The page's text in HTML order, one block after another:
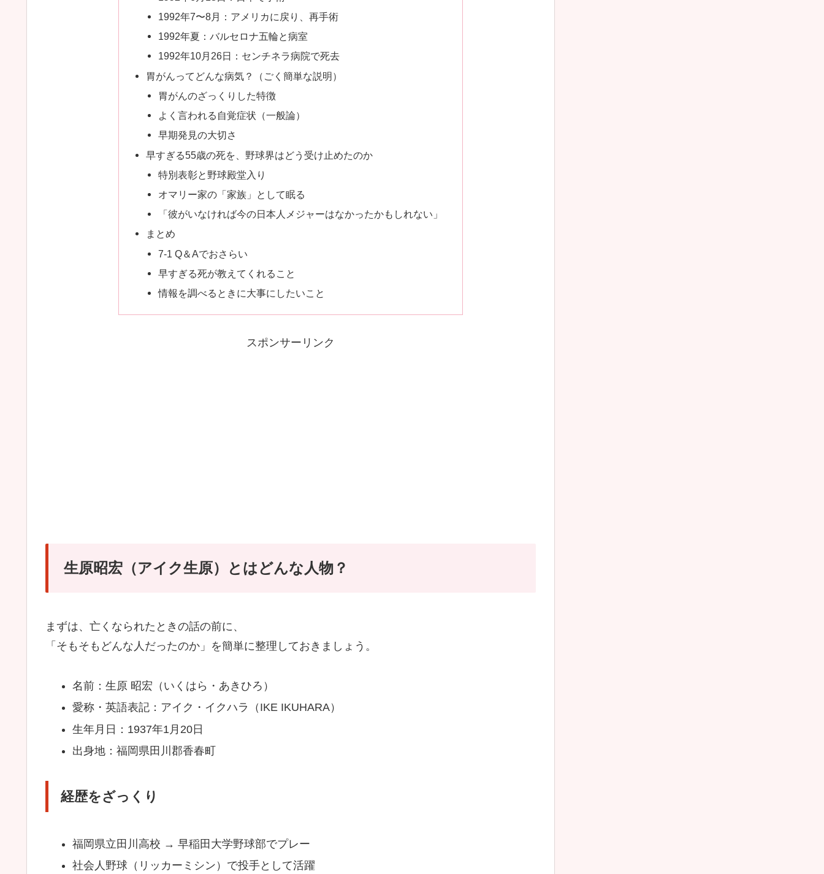
1992年7〜8月：アメリカに戻り、再手術
1992年夏：バルセロナ五輪と病室
1992年10月26日：センチネラ病院で死去
胃がんってどんな病気？（ごく簡単な説明）
胃がんのざっくりした特徴
よく言われる自覚症状（一般論）
早期発見の大切さ
早すぎる55歳の死を、野球界はどう受け止めたのか
特別表彰と野球殿堂入り
オマリー家の「家族」として眠る
「彼がいなければ今の日本人メジャーはなかったかもしれない」
まとめ
7-1 Q＆Aでおさらい
早すぎる死が教えてくれること
情報を調べるときに大事にしたいこと
スポンサーリンク
生原昭宏（アイク生原）とはどんな人物？
まずは、亡くなられたときの話の前に、
「そもそもどんな人だったのか」を簡単に整理しておきましょう。
名前：生原 昭宏（いくはら・あきひろ）
愛称・英語表記：アイク・イクハラ（IKE IKUHARA）
生年月日：1937年1月20日
出身地：福岡県田川郡香春町
経歴をざっくり
福岡県立田川高校 → 早稲田大学野球部でプレー
社会人野球（リッカーミシン）で投手として活躍